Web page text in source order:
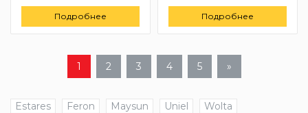
Подробнее Подробнее
1 2 3 4 5 »
Estares Feron Maysun Uniel
Wolta